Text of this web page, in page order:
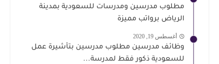
مطلوب مدرسين ومدرسات للسعودية بمدينة
الرياض برواتب مميزة
أغسطس 19, 2020
وظائف مدرسين مطلوب مدرسين بتأشيرة عمل
للسعودية ذكور فقط لمدرسة...